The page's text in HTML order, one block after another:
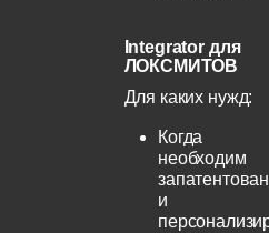
Integrator для
ЛОКСМИТОВ
Для каких нужд:
Когда
необходим
и